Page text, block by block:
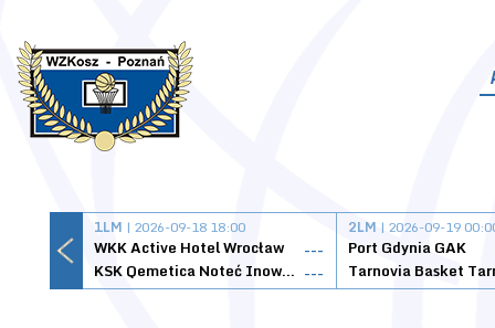
1LM | 2026-09-18 18:00
WKK Active Hotel Wrocław
---
KSK Qemetica Noteć Inowrocław ---
2LM | 2026-09-19
Port Gdynia GAK